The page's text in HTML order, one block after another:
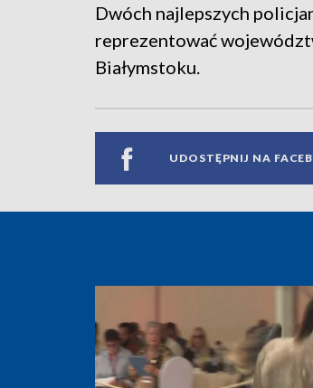
Dwóch najlepszych
reprezentować
Białymstoku.
UDOSTĘPNIJ NA